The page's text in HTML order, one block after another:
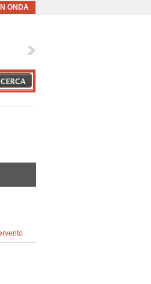
ONDA